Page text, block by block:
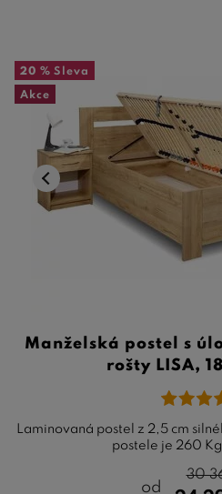
20 % Sleva
Akce
Manželská postel s
rošty LISA,
Laminovaná postel z 2,5 cm
postele je 260
od
30